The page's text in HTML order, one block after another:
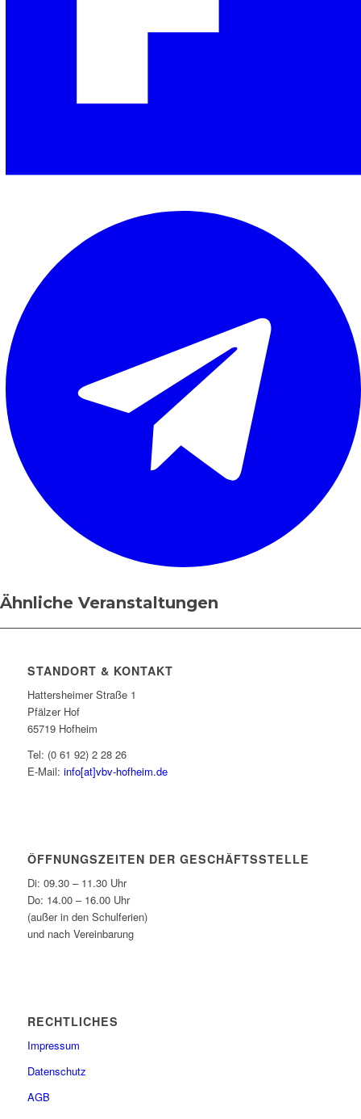
Ähnliche Veranstaltungen
STANDORT & KONTAKT
Hattersheimer Straße 1
Pfälzer Hof
65719 Hofheim
Tel: (0 61 92) 2 28 26
E-Mail: info[at]vbv-hofheim.de
ÖFFNUNGSZEITEN DER GESCHÄFTSSTELLE
Di: 09.30 – 11.30 Uhr
Do: 14.00 – 16.00 Uhr
(außer in den Schulferien)
und nach Vereinbarung
RECHTLICHES
Impressum
Datenschutz
AGB